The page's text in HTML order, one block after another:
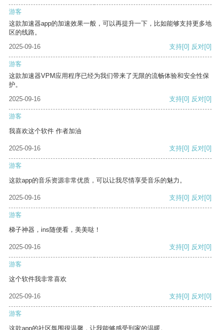
游客
这款加速器app的加速效果一般，可以再提升一下，比如能够支持更多地
区的线路。
2025-09-16
支持[0] 反对[0]
游客
这款加速器VPM应用程序已经为我们带来了无限的流畅体验和安全性保
护。
2025-09-16
支持[0] 反对[0]
游客
我喜欢这个软件 作者加油
2025-09-16 支持[0] 反对[0]
游客
这款app的音乐资源非常优质，可以让我尽情享受音乐的魅力。
2025-09-16 支持[0] 反对[0]
游客
梯子神器，ins随便看，美美哒！
2025-09-16 支持[0] 反对[0]
游客
这个软件我非常喜欢
2025-09-16 支持[0] 反对[0]
游客
这款app的社区氛围很温馨，让我能够感受到家的温暖。